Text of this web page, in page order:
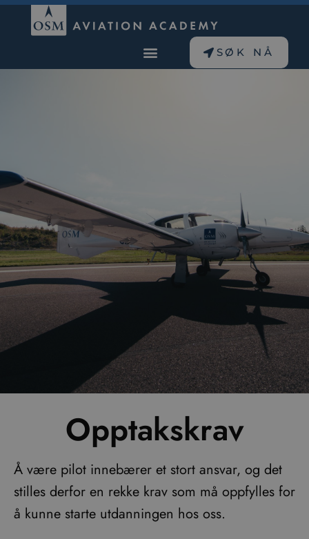
SØK NÅ
Opptakskrav
Å være pilot innebærer et stort ansvar, og det
stilles derfor en rekke krav som må oppfylles for
å kunne starte utdanningen hos oss.